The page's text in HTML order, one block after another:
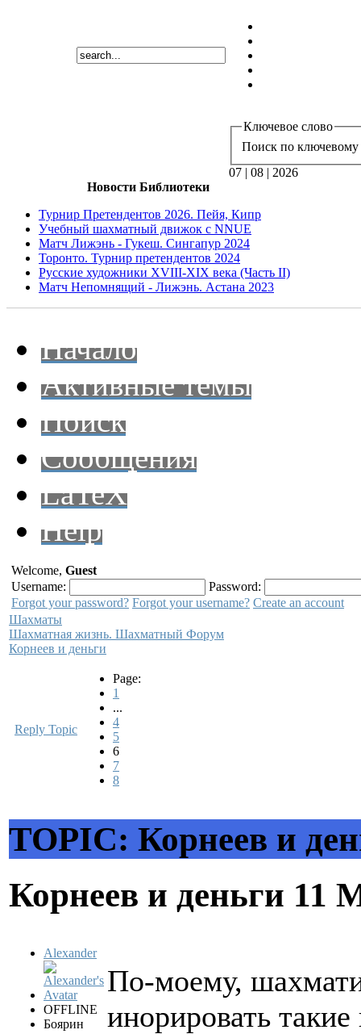
Ключевое слово
Поиск по ключевому
07 | 08 | 2026
Новости Библиотеки
Турнир Претендентов 2026. Пейя, Кипр
Учебный шахматный движок с NNUE
Матч Лижэнь - Гукеш. Сингапур 2024
Торонто. Турнир претендентов 2024
Русские художники XVIII-XIX века (Часть II)
Матч Непомнящий - Лижэнь. Астана 2023
Начало
Активные темы
Поиск
Сообщения
LaTeX
Help
Welcome, Guest
Username:
Password:
Forgot your password? Forgot your username? Create an account
Шахматы
Шахматная жизнь. Шахматный Форум
Корнеев и деньги
Reply Topic
Page:
1
...
4
5
6
7
8
TOPIC: Корнеев и
Корнеев и деньги 11
Alexander
OFFLINE
Боярин
По-моему,
инорировать